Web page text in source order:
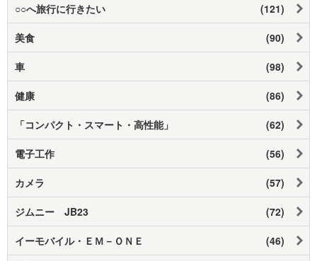
○○へ旅行に行きたい (121)
美食 (90)
車 (98)
健康 (86)
「コンパクト・スマート・高性能」 (62)
電子工作 (56)
カメラ (57)
ジムニー JB23 (72)
イーモバイル・ＥＭ－ＯＮＥ (46)